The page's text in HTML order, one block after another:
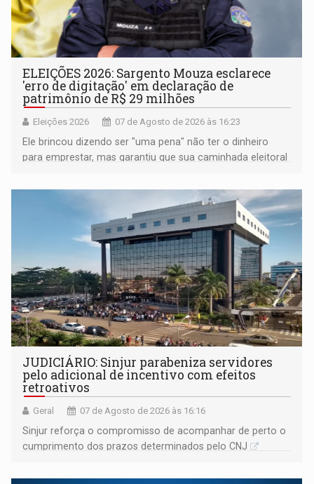
ELEIÇÕES 2026: Sargento Mouza esclarece
'erro de digitação' em declaração de
patrimônio de R$ 29 milhões
Eleições 2026 07 de Agosto de 2026 às 16:23
Ele brincou dizendo ser "uma pena" não ter o dinheiro
para emprestar, mas garantiu que sua caminhada eleitoral
JUDICIÁRIO: Sinjur parabeniza servidores
pelo adicional de incentivo com efeitos
retroativos
Geral 07 de Agosto de 2026 às 16:16
Sinjur reforça o compromisso de acompanhar de perto o
cumprimento dos prazos determinados pelo CNJ